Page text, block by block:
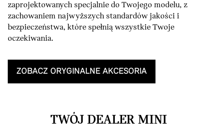
zaprojektowanych specjalnie do Twojego modelu, z
zachowaniem najwyższych standardów jakości i
bezpieczeństwa, które spełnią wszystkie Twoje
oczekiwania.
ZOBACZ ORYGINALNE AKCESORIA
TWÓJ DEALER MINI